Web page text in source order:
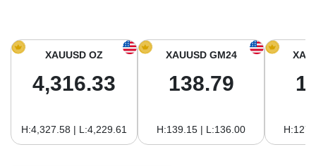
Prix de l’or aujourd’hui en Amérique du Sud
XAUUSD OZ
4,316.33
H:4,327.58 | L:4,229.61
XAUUSD GM24
138.79
H:139.15 | L:136.00